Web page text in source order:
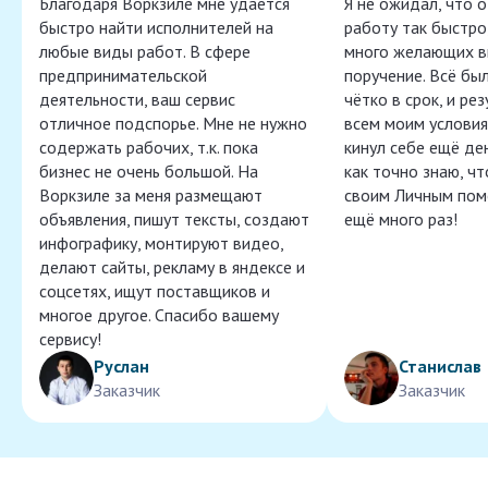
быстро найти исполнителей на
любые виды работ. В сфере
предпринимательской
деятельности, ваш сервис
отличное подспорье. Мне не нужно
содержать рабочих, т.к. пока
бизнес не очень большой. На
Воркзиле за меня размещают
объявления, пишут тексты, создают
инфографику, монтируют видео,
делают сайты, рекламу в яндексе и
соцсетях, ищут поставщиков и
многое другое. Спасибо вашему
сервису!
Руслан
Заказчик
работу так
много желающих
поручение. Всё
чётко в срок, и
всем моим
кинул себе ещё
как точно знаю,
своим Личным
ещё много раз!
Станислав
Заказчик